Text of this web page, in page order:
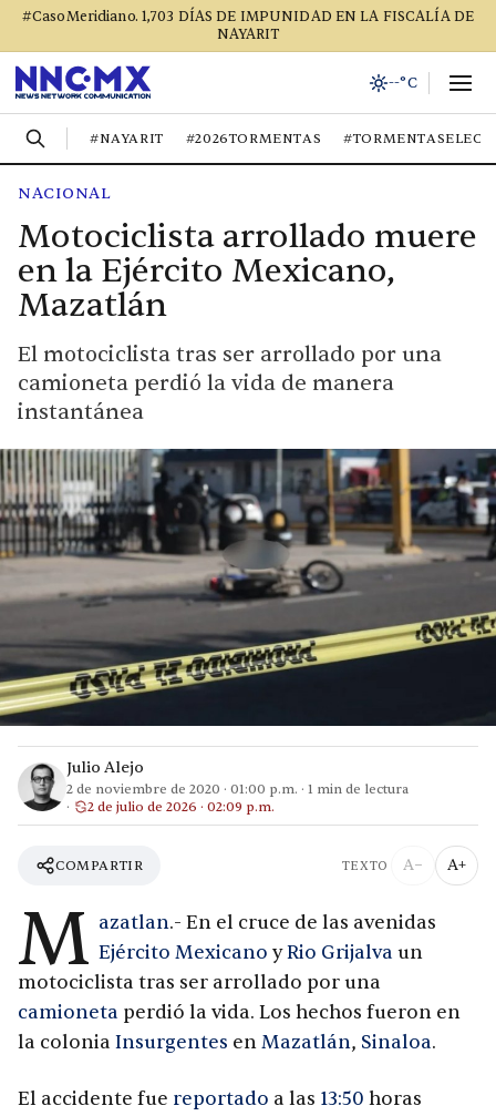
#CasoMeridiano. 1,703 DÍAS DE IMPUNIDAD EN LA FISCALÍA DE
NAYARIT
--°C
#NAYARIT #2026TORMENTAS
NACIONAL
Motociclista arrollado muere
en la Ejército Mexicano,
Mazatlán
El motociclista tras ser arrollado por una
camioneta perdió la vida de manera
instantánea
Julio Alejo
2 de noviembre de 2020 · 01:00 p.m. · 1 min de lectura
2 de julio de 2026 · 02:09 p.m.
COMPARTIR TEXTO A− A+
M azatlan.- En el cruce de las avenidas
Ejército Mexicano yRio Grijalva un
motociclista tras ser arrollado por una
camioneta perdió la vida. Los hechos fueron en
la colonia Insurgentes enMazatlán, Sinaloa.
El accidente fue reportado a las 13:50 horas